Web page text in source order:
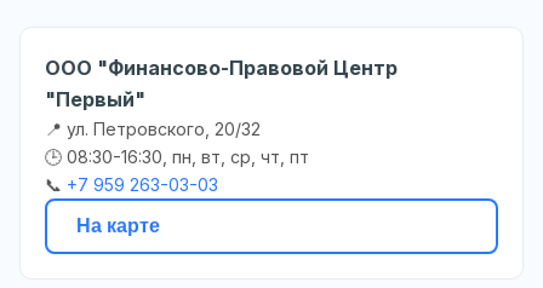
ООО "Финансово-Правовой Центр
"Первый"
📍 ул. Петровского, 20/32
🕒 08:30-16:30, пн, вт, ср, чт, пт
📞 +7 959 263-03-03
На карте